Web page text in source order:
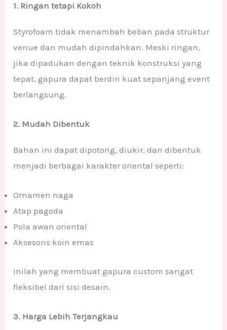
1. Ringan tetapi Kokoh
Styrofoam tidak menambah beban pada struktur
venue dan mudah dipindahkan. Meski ringan,
jika dipadukan dengan teknik konstruksi yang
tepat, gapura dapat berdiri kuat sepanjang event
berlangsung.
2. Mudah Dibentuk
Bahan ini dapat dipotong, diukir, dan dibentuk
menjadi berbagai karakter oriental seperti:
Ornamen naga
Atap pagoda
Pola awan oriental
Aksesoris koin emas
Inilah yang membuat gapura custom sangat
fleksibel dari sisi desain.
3. Harga Lebih Terjangkau